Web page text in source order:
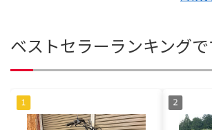
ベストセラーランキング